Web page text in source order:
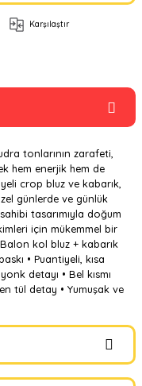
Karşılaştır
tonlarının zarafeti,
hem enerjik hem de
crop bluz ve kabarık,
günlerde ve günlük
tasarımıyla doğum
için mükemmel bir
kol bluz + kabarık
• Puantiyeli, kısa
detayı • Bel kısmı
tül detay • Yumuşak ve